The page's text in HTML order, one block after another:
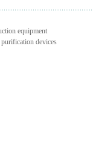
equipment
devices